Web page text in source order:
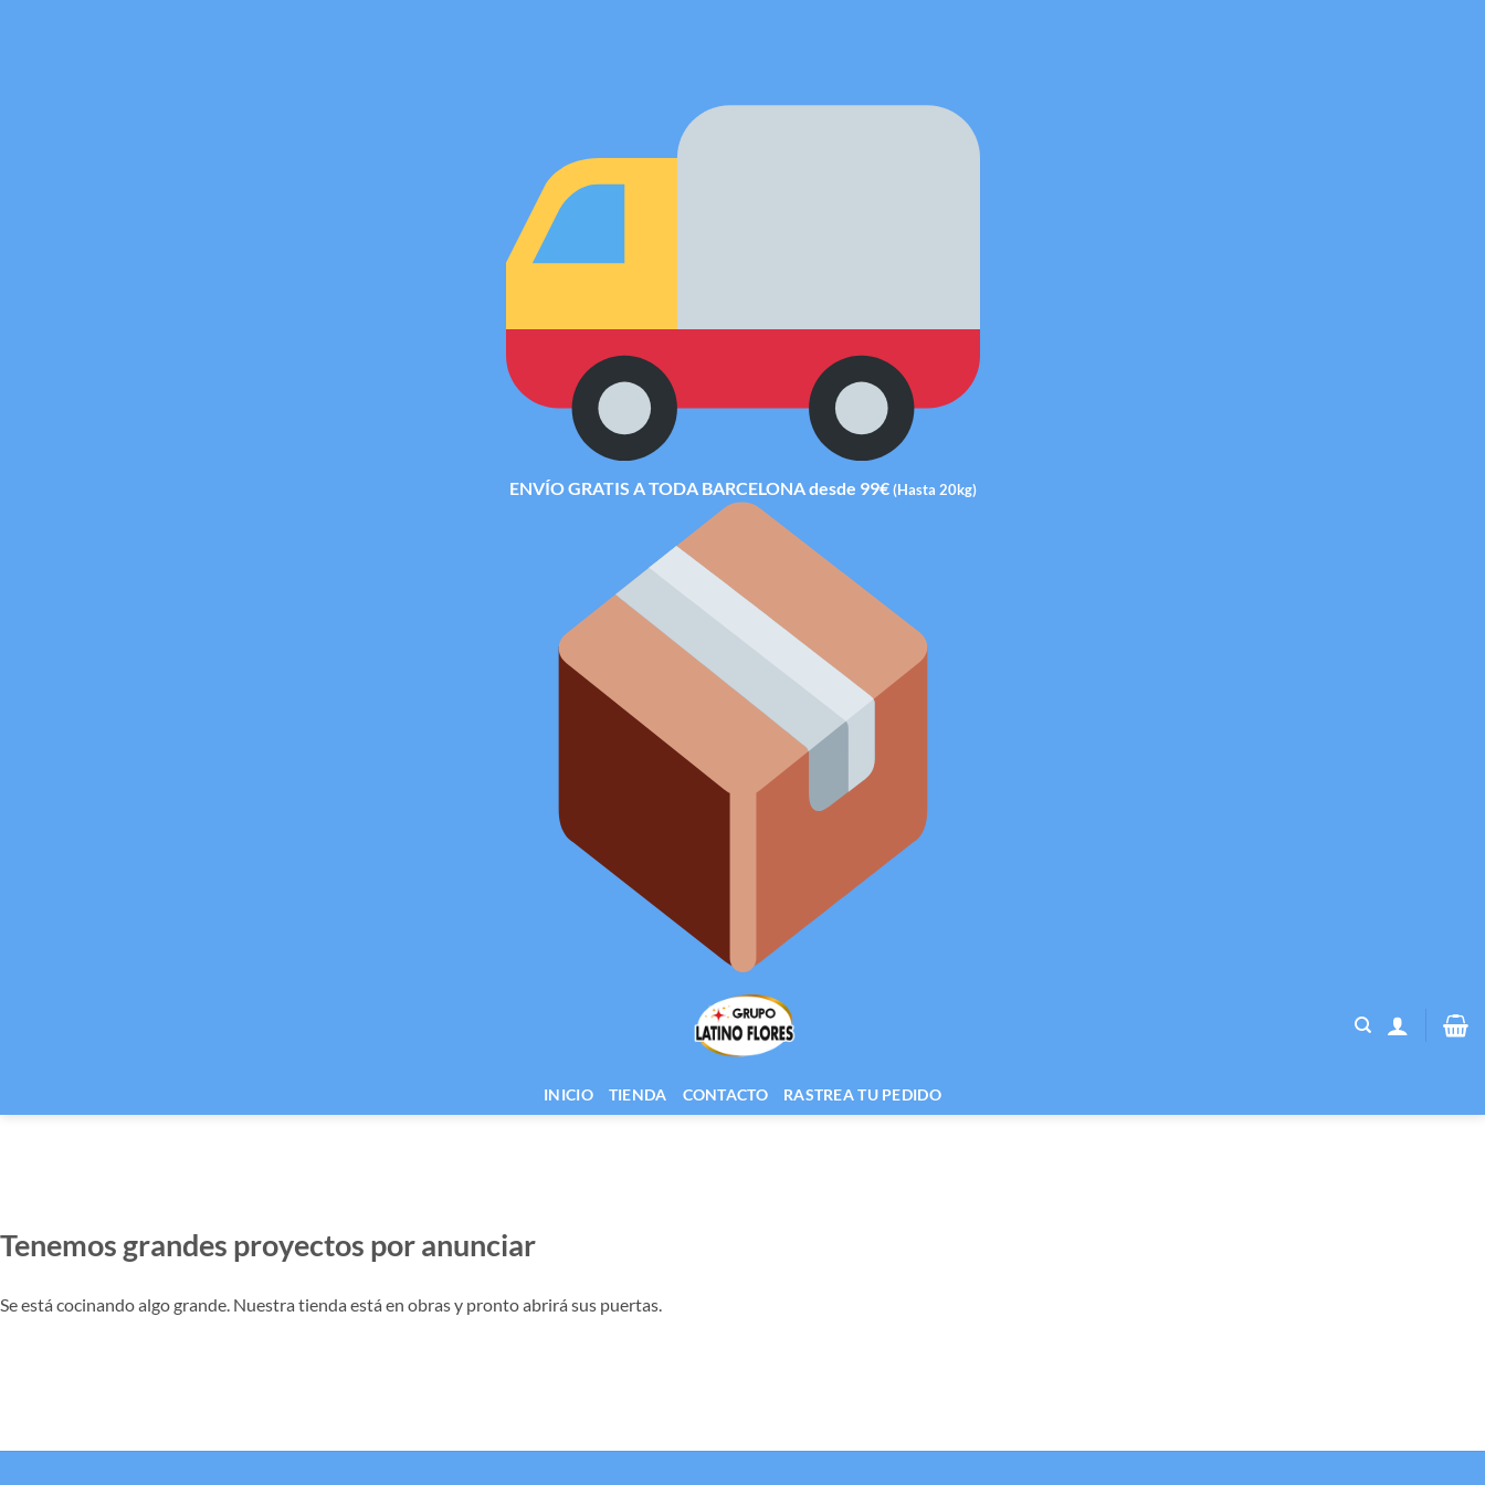
ENVÍO GRATIS A TODA BARCELONA desde 99€(Hasta 20kg)
INICIO TIENDA CONTACTO RASTREA TU PEDIDO
Tenemos grandes proyectos por anunciar
Se está cocinando algo grande. Nuestra tienda está en obras y pronto abrirá sus puertas.